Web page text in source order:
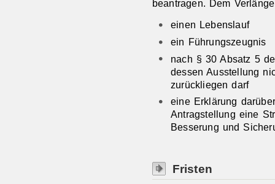
beantragen. Dem
einen Lebenslauf
ein Führungszeugnis
nach § 30 Absatz 5
dessen Ausstellung
zurückliegen darf
eine Erklärung
Antragstellung eine
Besserung und
Fristen